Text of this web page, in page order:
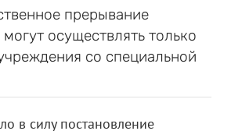
прерывание
осуществлять только
со специальной
в силу постановление